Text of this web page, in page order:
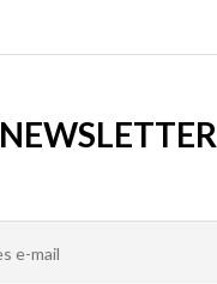
NEWSLETTER